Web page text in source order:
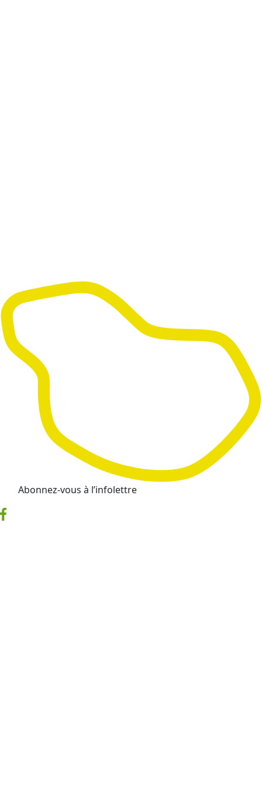
Abonnez-vous à l’infolettre